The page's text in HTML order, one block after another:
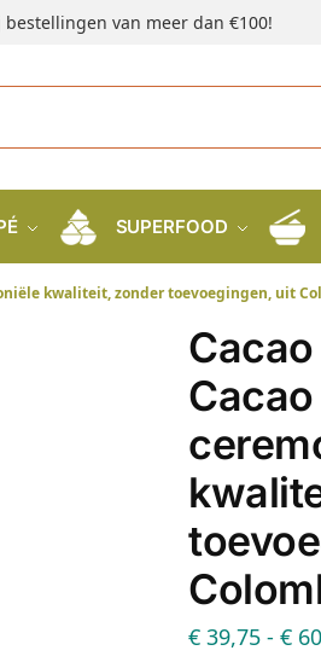
van meer dan €100!
SUPERFOOD
kwaliteit, zonder toevoegingen, uit
€ 39,75 - €